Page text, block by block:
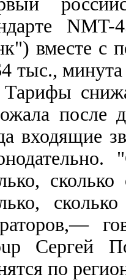
вместе с
тыс., минута
после
входящие
Сергей
по